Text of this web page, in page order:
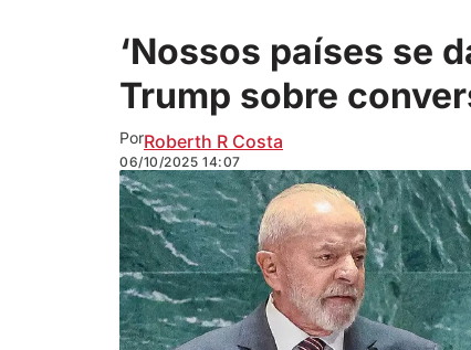
‘Nossos países se
Trump sobre
PorRoberth R Costa
06/10/2025 14:07